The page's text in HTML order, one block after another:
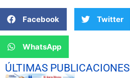
Facebook Twitter
WhatsApp
ÚLTIMAS PUBLICACIONES